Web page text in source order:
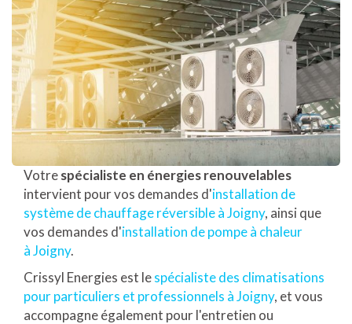
Votrespécialiste en énergies renouvelables
intervient pour vos demandes d'installation de
système de chauffage réversible à Joigny, ainsi que
vos demandes d'installation de pompe à chaleur
à Joigny.
Crissyl Energies est lespécialiste des climatisations
pour particuliers et professionnels à Joigny, et vous
accompagne également pour l'entretien ou